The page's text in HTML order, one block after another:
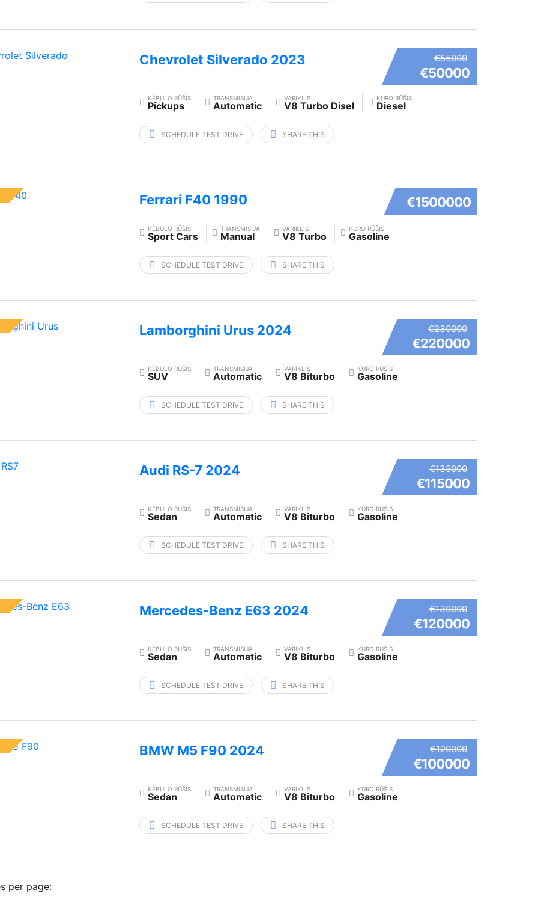
€55000
€50000
Chevrolet Silverado 2023
KĖBULO RŪŠIS
Pickups
TRANSMISIJA
Automatic
VARIKLIS
V8 Turbo Disel
KURO RŪŠIS
Diesel
SCHEDULE TEST DRIVE SHARE THIS
€1500000
Ferrari F40 1990
KĖBULO RŪŠIS
Sport Cars
TRANSMISIJA
Manual
VARIKLIS
V8 Turbo
KURO RŪŠIS
Gasoline
SCHEDULE TEST DRIVE SHARE THIS
€230000
€220000
Lamborghini Urus 2024
KĖBULO RŪŠIS
SUV
TRANSMISIJA
Automatic
VARIKLIS
V8 Biturbo
KURO RŪŠIS
Gasoline
SCHEDULE TEST DRIVE SHARE THIS
€135000
€115000
Audi RS-7 2024
KĖBULO RŪŠIS
Sedan
TRANSMISIJA
Automatic
VARIKLIS
V8 Biturbo
KURO RŪŠIS
Gasoline
SCHEDULE TEST DRIVE SHARE THIS
€130000
€120000
Mercedes-Benz E63 2024
KĖBULO RŪŠIS
Sedan
TRANSMISIJA
Automatic
VARIKLIS
V8 Biturbo
KURO RŪŠIS
Gasoline
SCHEDULE TEST DRIVE SHARE THIS
€120000
€100000
BMW M5 F90 2024
KĖBULO RŪŠIS
Sedan
TRANSMISIJA
Automatic
VARIKLIS
V8 Biturbo
KURO RŪŠIS
Gasoline
SCHEDULE TEST DRIVE SHARE THIS
per page: